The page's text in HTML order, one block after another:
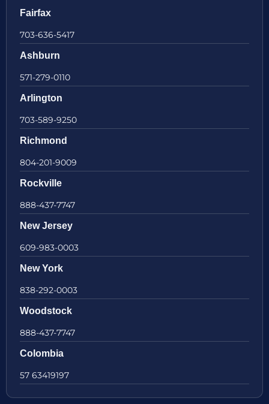
Fairfax
703-636-5417
Ashburn
571-279-0110
Arlington
703-589-9250
Richmond
804-201-9009
Rockville
888-437-7747
New Jersey
609-983-0003
New York
838-292-0003
Woodstock
888-437-7747
Colombia
57 63419197